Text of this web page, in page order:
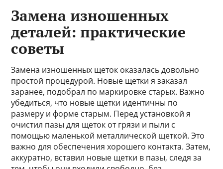
Замена изношенных
деталей: практические
советы
Замена изношенных щеток оказалась довольно
простой процедурой. Новые щетки я заказал
заранее, подобрал по маркировке старых. Важно
убедиться, что новые щетки идентичны по
размеру и форме старым. Перед установкой я
очистил пазы для щеток от грязи и пыли с
помощью маленькой металлической щеткой. Это
важно для обеспечения хорошего контакта. Затем,
аккуратно, вставил новые щетки в пазы, следя за